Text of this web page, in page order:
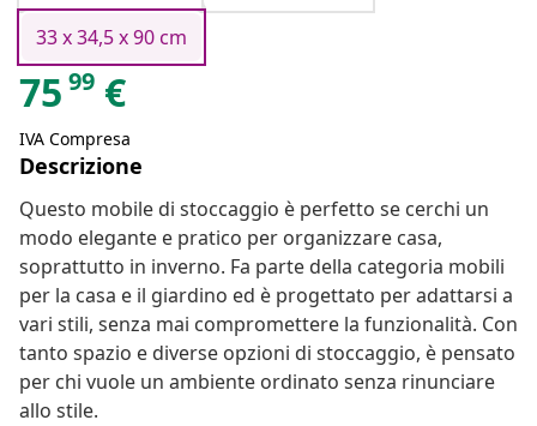
33 x 34,5 x 90 cm
75 99 €
IVA Compresa
Descrizione
Questo mobile di stoccaggio è perfetto se cerchi un
modo elegante e pratico per organizzare casa,
soprattutto in inverno. Fa parte della categoria mobili
per la casa e il giardino ed è progettato per adattarsi a
vari stili, senza mai compromettere la funzionalità. Con
tanto spazio e diverse opzioni di stoccaggio, è pensato
per chi vuole un ambiente ordinato senza rinunciare
allo stile.